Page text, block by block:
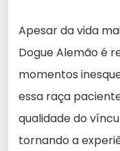
Apesar da vida
Dogue Alemão é
momentos
essa raça
qualidade do
tornando a